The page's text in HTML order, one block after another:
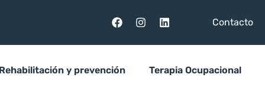
Contacto
y prevención Terapia Ocupacional